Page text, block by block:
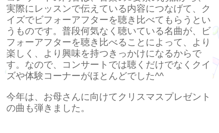
実際にレッスンで伝えている内容につなげて、ク
イズでビフォーアフターを聴き比べてもらうとい
うものです。普段何気なく聴いている名曲が、ビ
フォーアフターを聴き比べることによって、より
楽しく、より興味を持つきっかけになるからで
す。なので、コンサートでは聴くだけでなくクイ
ズや体験コーナーがほとんどでした^^
今年は、お母さんに向けてクリスマスプレゼント
の曲も弾きました。